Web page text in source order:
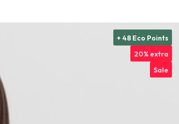
+ 48 Eco Points
20% extra
Sale